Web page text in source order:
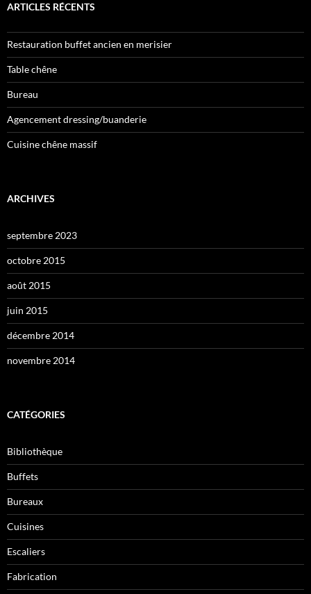
ARTICLES RÉCENTS
Restauration buffet ancien en merisier
Table chêne
Bureau
Agencement dressing/buanderie
Cuisine chêne massif
ARCHIVES
septembre 2023
octobre 2015
août 2015
juin 2015
décembre 2014
novembre 2014
CATÉGORIES
Bibliothèque
Buffets
Bureaux
Cuisines
Escaliers
Fabrication